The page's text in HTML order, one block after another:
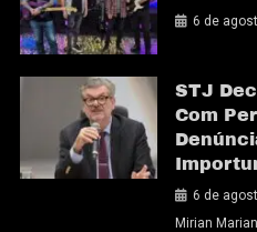
6 de
STJ
Com
6 de
Mirian